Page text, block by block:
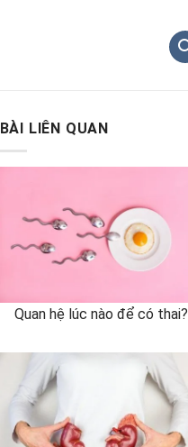
BÀI LIÊN QUAN
Quan hệ lúc nào để có thai?